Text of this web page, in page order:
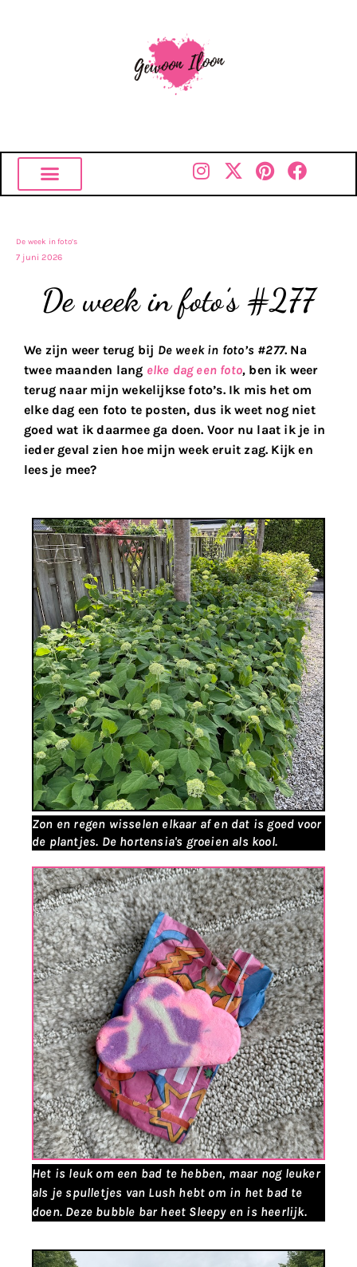
De week in foto’s
7 juni 2026
De week in foto’s #277
We zijn weer terug bij De week in foto’s #277. Na
twee maanden lang elke dag een foto, ben ik weer
terug naar mijn wekelijkse foto’s. Ik mis het om
elke dag een foto te posten, dus ik weet nog niet
goed wat ik daarmee ga doen. Voor nu laat ik je in
ieder geval zien hoe mijn week eruit zag. Kijk en
lees je mee?
Zon en regen wisselen elkaar af en dat is goed voor
de plantjes. De hortensia's groeien als kool.
Het is leuk om een bad te hebben, maar nog leuker
als je spulletjes van Lush hebt om in het bad te
doen. Deze bubble bar heet Sleepy en is heerlijk.